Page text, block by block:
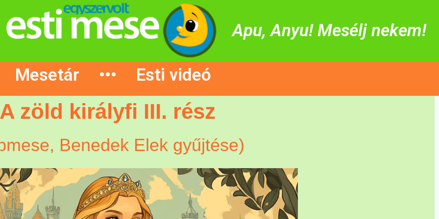
Apu, Anyu! Mesélj nekem!
Mesetár ••• Esti videó
A zöld királyfi III. rész
Benedek Elek gyűjtése)